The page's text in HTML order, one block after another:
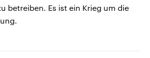
betreiben. Es ist ein Krieg um die